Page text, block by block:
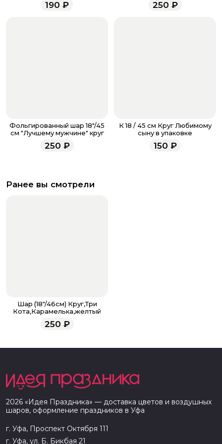
всегда рады проконсультировать вас.
190 ₽ 250 ₽
Фольгированный шар 18"/45
см "Лучшему мужчине" круг
250 ₽
К 18 / 45 см Круг Любимому
сыну в упаковке
150 ₽
Ранее вы смотрели
Шар (18"/46см) Круг,Три
Кота,Карамелька,желтый
250 ₽
2026 «Идея Праздника» — доставка цветов и воздушных
шаров, оформление праздников в Уфа
г. Уфа, Проспект Октября 111
г. Уфа, ул. Б. Бикбая 21